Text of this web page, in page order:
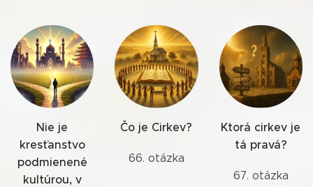
Nie je
kresťanstvo
podmienené
kultúrou, v
Čo je Cirkev?
66. otázka
Ktorá cirkev je
tá pravá?
67. otázka